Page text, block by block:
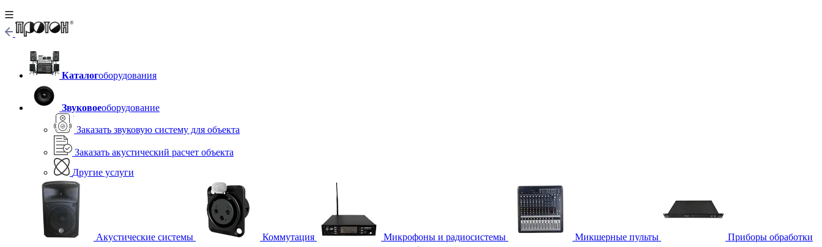
Каталогоборудования
Звуковоеоборудование
Заказать звуковую систему для объекта
Заказать акустический расчет объекта
Другие услуги
Акустические системы Коммутация Микрофоны и радиосистемы Микшерные пульты Приборы обработки